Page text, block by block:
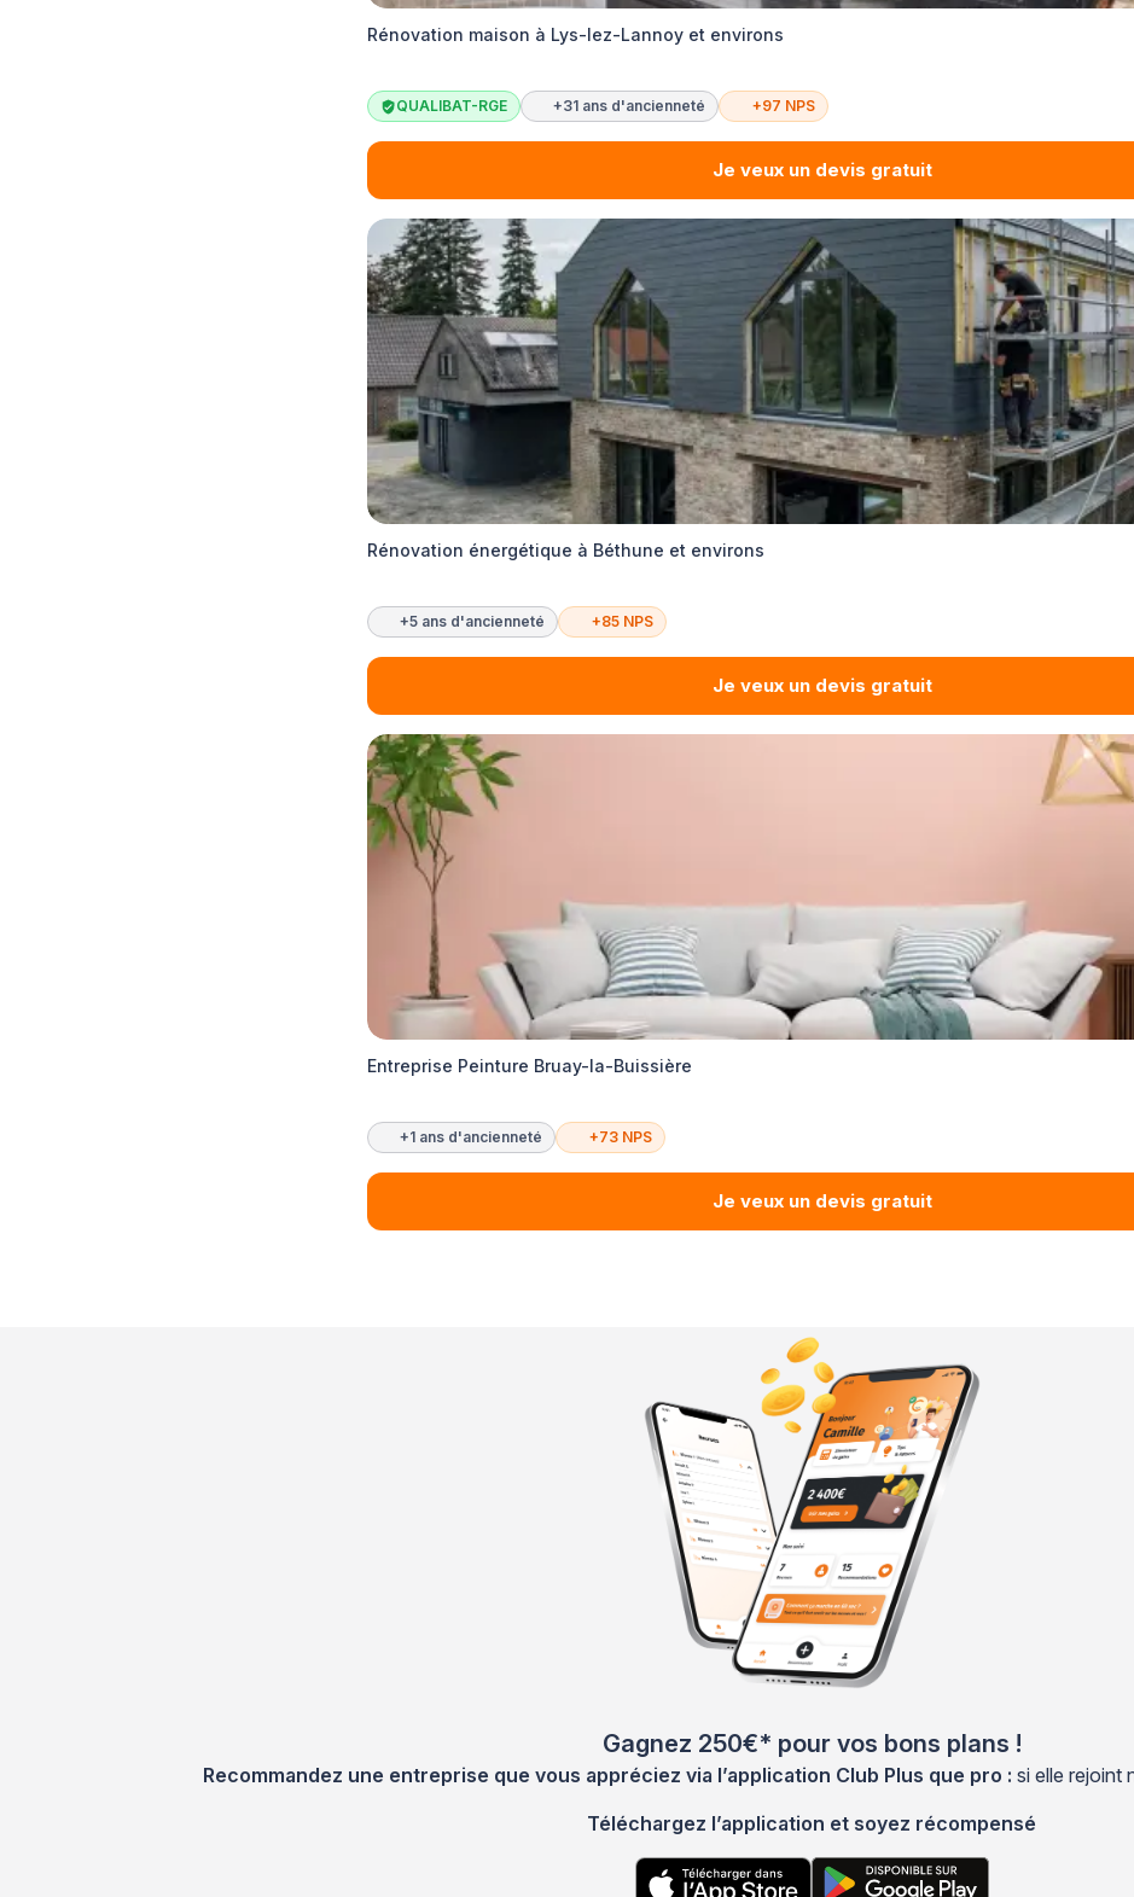
Rénovation maison à Lys-lez-Lannoy et environs
QUALIBAT-RGE +31 ans d'ancienneté +97 NPS
Je veux un devis gratuit
Rénovation énergétique à Béthune et environs
+5 ans d'ancienneté +85 NPS
Je veux un devis gratuit
Entreprise Peinture Bruay-la-Buissière
+1 ans d'ancienneté +73 NPS
Je veux un devis gratuit
Gagnez 250€* pour vos bons plans !
Recommandez une entreprise que vous appréciez via l’application Club Plus que pro : si elle rejoint
Téléchargez l’application et soyez récompensé